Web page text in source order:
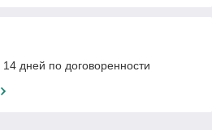
дней по договоренности